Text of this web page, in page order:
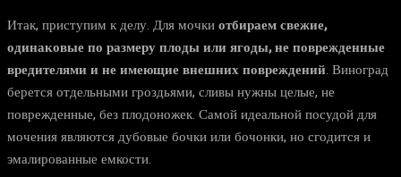
Итак, приступим к делу. Для мочкиотбираем свежие,
одинаковые по размеру плоды или ягоды, не поврежденные
вредителями и не имеющие внешних повреждений. Виноград
берется отдельными гроздьями, сливы нужны целые, не
поврежденные, без плодоножек. Самой идеальной посудой для
мочения являются дубовые бочки или бочонки, но сгодится и
эмалированные емкости.